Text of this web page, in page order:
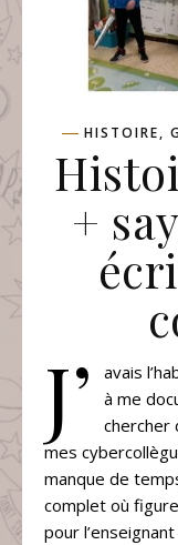
HISTOIRE,
+
J’
avais
à me
chercher
mes
manque de
complet où
pour